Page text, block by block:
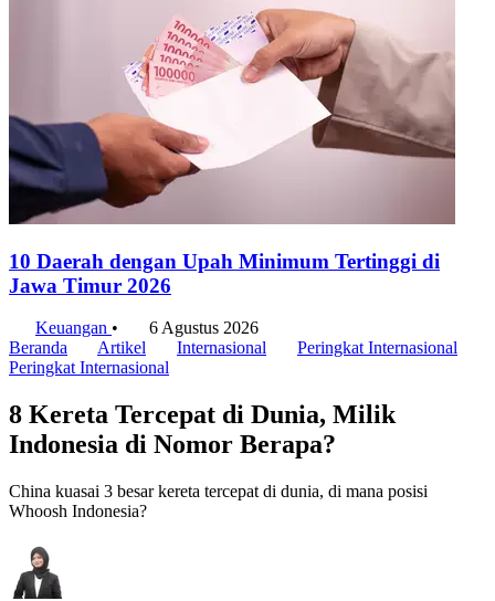
10 Daerah dengan Upah Minimum Tertinggi di
Jawa Timur 2026
Keuangan •
6 Agustus 2026
Beranda
Artikel Internasional
Peringkat Internasional
Peringkat Internasional
8 Kereta Tercepat di Dunia, Milik
Indonesia di Nomor Berapa?
China kuasai 3 besar kereta tercepat di dunia, di mana posisi
Whoosh Indonesia?